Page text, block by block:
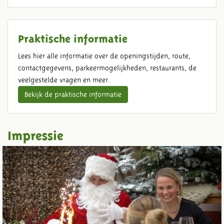
Praktische informatie
Lees hier alle informatie over de openingstijden, route,
contactgegevens, parkeermogelijkheden, restaurants, de
veelgestelde vragen en meer.
Bekijk de praktische informatie
Impressie